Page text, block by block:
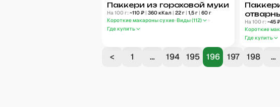
Паккери из гороховой муки
На 100 г: ~110₽ | 360кКал | 22г | 1,5г | 60г
Короткие макароны сухие Виды (112)
Где купить
На 100 г: ~45₽
Короткие
Где купить
< 1 … 194 195 196 197 198 …